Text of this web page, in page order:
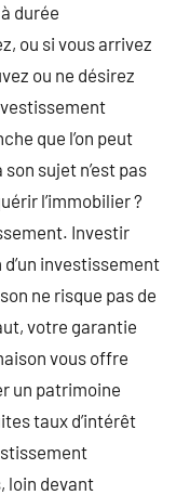
durée
ou si vous arrivez
ou ne désirez
que l’on peut
sujet n’est pas
l’immobilier ?
Investir
investissement
ne risque pas de
votre garantie
vous offre
un patrimoine
taux d’intérêt
loin devant